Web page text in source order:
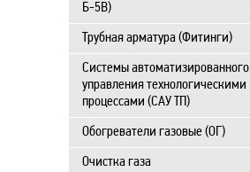
Б-5В)
Трубная арматура (Фитинги)
Системы автоматизированного
управления технологическими
процессами (САУ ТП)
Обогреватели газовые (ОГ)
Очистка газа